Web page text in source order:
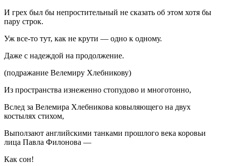
И грех был бы непростительный не сказать об этом хотя бы
пару строк.
Уж все-то тут, как не крути — одно к одному.
Даже с надеждой на продолжение.
(подражание Велемиру Хлебникову)
Из пространства изнеженно стопудово и многотонно,
Вслед за Велемира Хлебникова ковыляющего на двух
костылях стихом,
Выползают английскими танками прошлого века коровьи
лица Павла Филонова —­­­
Как сон!